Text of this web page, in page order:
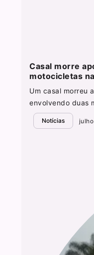
Casal morre
motocicletas
Um casal morreu
envolvendo duas
Notícias